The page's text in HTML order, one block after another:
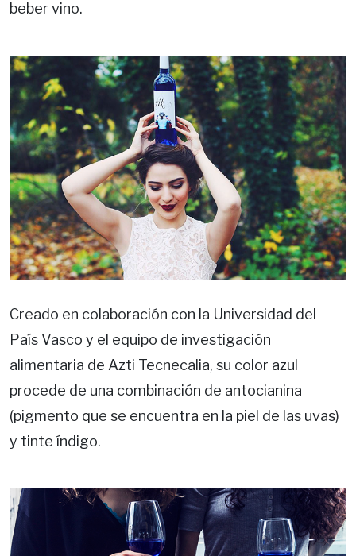
beber vino.
Creado en colaboración con la Universidad del
País Vasco y el equipo de investigación
alimentaria de Azti Tecnecalia, su color azul
procede de una combinación de antocianina
(pigmento que se encuentra en la piel de las uvas)
y tinte índigo.